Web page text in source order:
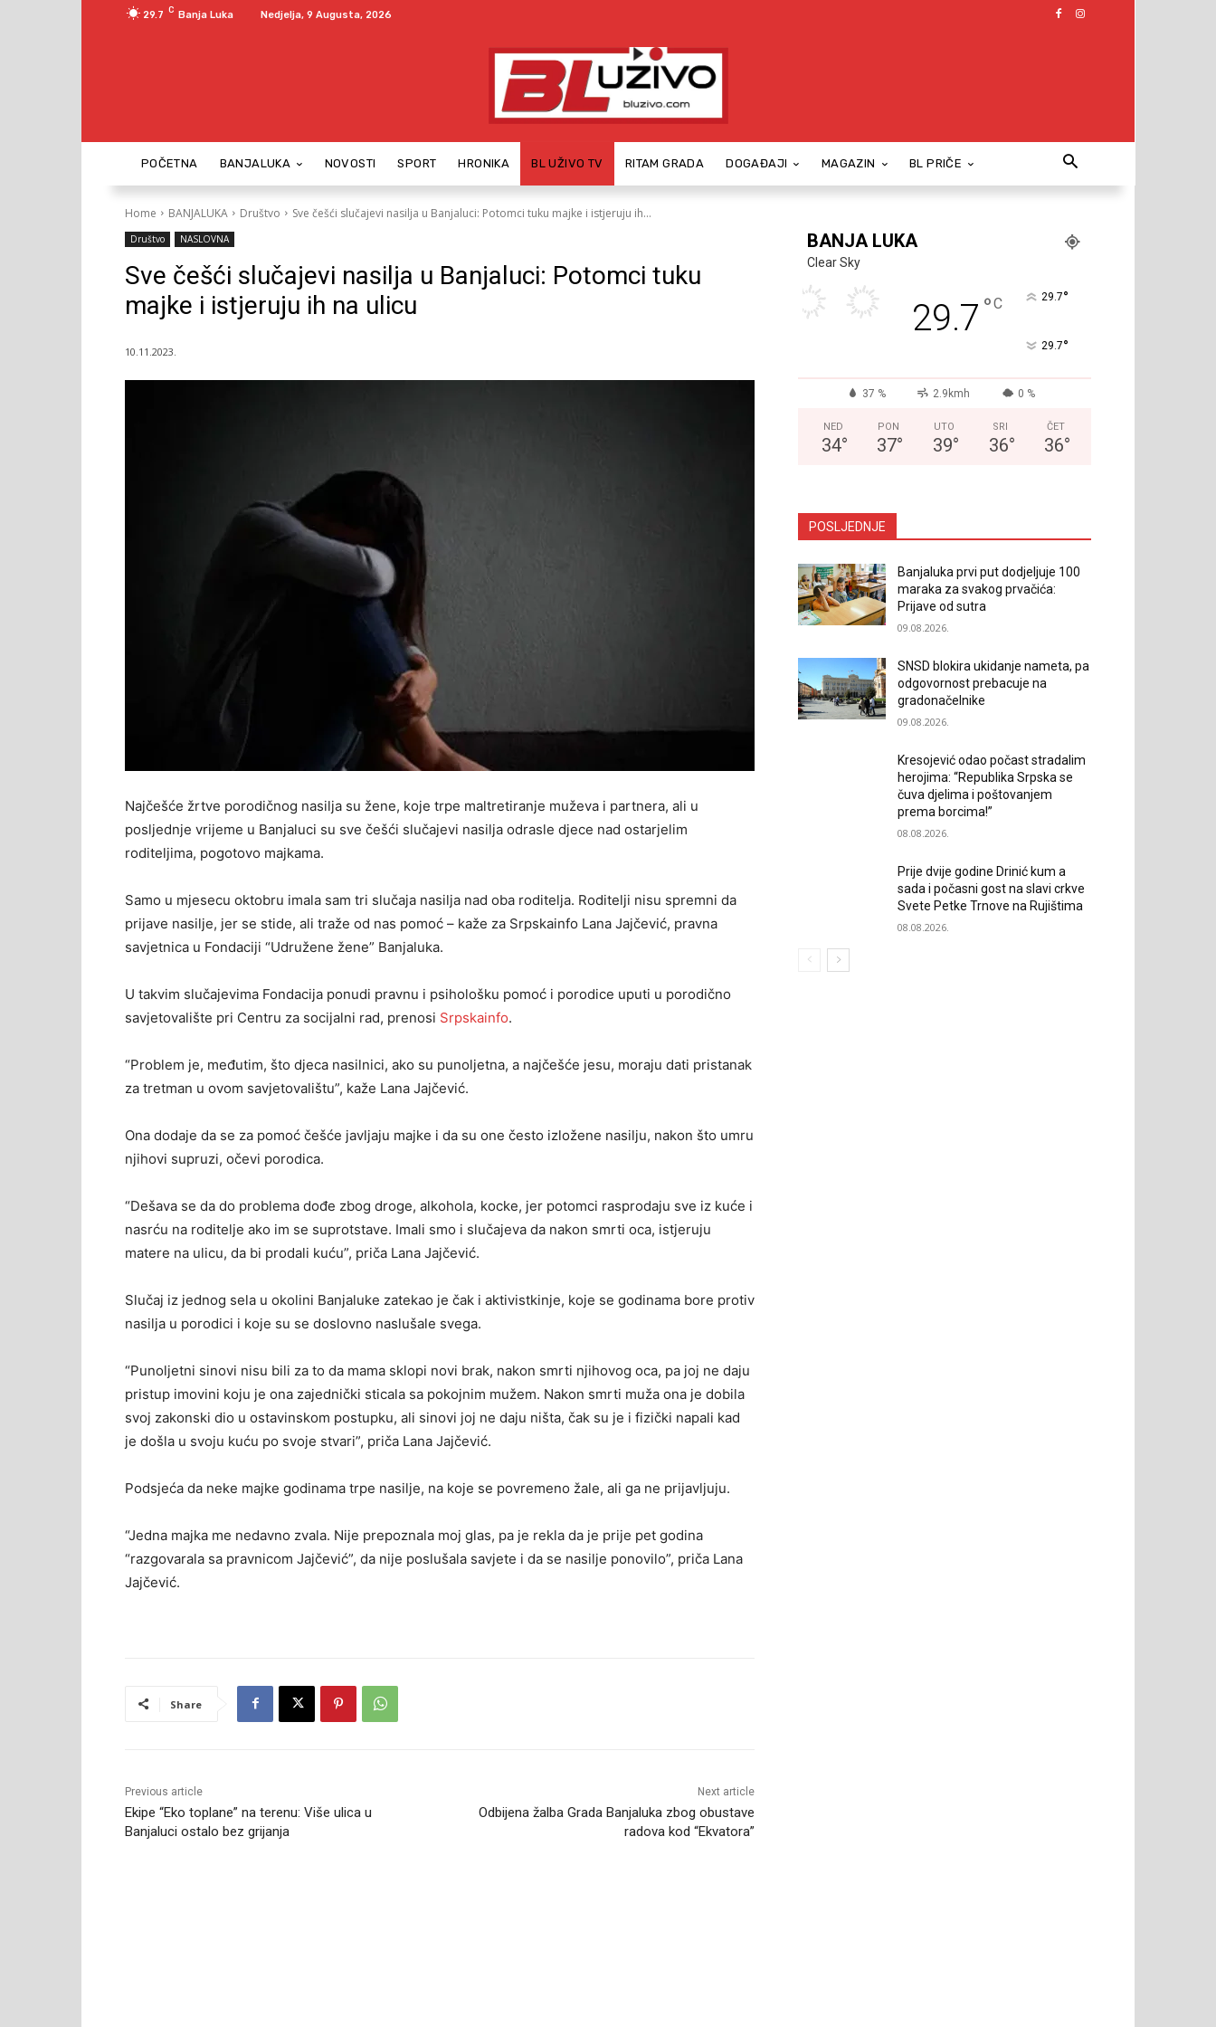
29.7 C Banja Luka Nedjelja, 9 Augusta, 2026
POČETNA BANJALUKA NOVOSTI SPORT HRONIKA BL UŽIVO TV RITAM GRADA DOGAĐAJI MAGAZIN BL PRIČE
Home BANJALUKA Društvo Sve češći slučajevi nasilja u Banjaluci: Potomci tuku majke i istjeruju ih...
Društvo NASLOVNA
Sve češći slučajevi nasilja u Banjaluci: Potomci tuku
majke i istjeruju ih na ulicu
10.11.2023.
Najčešće žrtve porodičnog nasilja su žene, koje trpe maltretiranje muževa i partnera, ali u
posljednje vrijeme u Banjaluci su sve češći slučajevi nasilja odrasle djece nad ostarjelim
roditeljima, pogotovo majkama.
Samo u mjesecu oktobru imala sam tri slučaja nasilja nad oba roditelja. Roditelji nisu spremni da
prijave nasilje, jer se stide, ali traže od nas pomoć – kaže za Srpskainfo Lana Jajčević, pravna
savjetnica u Fondaciji “Udružene žene” Banjaluka.
U takvim slučajevima Fondacija ponudi pravnu i psihološku pomoć i porodice uputi u porodično
savjetovalište pri Centru za socijalni rad, prenosi Srpskainfo.
“Problem je, međutim, što djeca nasilnici, ako su punoljetna, a najčešće jesu, moraju dati pristanak
za tretman u ovom savjetovalištu”, kaže Lana Jajčević.
Ona dodaje da se za pomoć češće javljaju majke i da su one često izložene nasilju, nakon što umru
njihovi supruzi, očevi porodica.
“Dešava se da do problema dođe zbog droge, alkohola, kocke, jer potomci rasprodaju sve iz kuće i
nasrću na roditelje ako im se suprotstave. Imali smo i slučajeva da nakon smrti oca, istjeruju
matere na ulicu, da bi prodali kuću”, priča Lana Jajčević.
Slučaj iz jednog sela u okolini Banjaluke zatekao je čak i aktivistkinje, koje se godinama bore protiv
nasilja u porodici i koje su se doslovno naslušale svega.
“Punoljetni sinovi nisu bili za to da mama sklopi novi brak, nakon smrti njihovog oca, pa joj ne daju
pristup imovini koju je ona zajednički sticala sa pokojnim mužem. Nakon smrti muža ona je dobila
svoj zakonski dio u ostavinskom postupku, ali sinovi joj ne daju ništa, čak su je i fizički napali kad
je došla u svoju kuću po svoje stvari”, priča Lana Jajčević.
Podsjeća da neke majke godinama trpe nasilje, na koje se povremeno žale, ali ga ne prijavljuju.
“Jedna majka me nedavno zvala. Nije prepoznala moj glas, pa je rekla da je prije pet godina
“razgovarala sa pravnicom Jajčević”, da nije poslušala savjete i da se nasilje ponovilo”, priča Lana
Jajčević.
Share
Previous article
Ekipe “Eko toplane” na terenu: Više ulica u
Banjaluci ostalo bez grijanja
Next article
Odbijena žalba Grada Banjaluka zbog obustave
radova kod “Ekvatora”
BANJA LUKA
Clear Sky
29.7 °C 29.7°
29.7°
37 % 2.9kmh 0 %
NED
34°
PON
37°
UTO
39°
SRI
36°
ČET
36°
POSLJEDNJE
Banjaluka prvi put dodjeljuje 100
maraka za svakog prvačića:
Prijave od sutra
09.08.2026.
SNSD blokira ukidanje nameta, pa
odgovornost prebacuje na
gradonačelnike
09.08.2026.
Kresojević odao počast stradalim
herojima: “Republika Srpska se
čuva djelima i poštovanjem
prema borcima!”
08.08.2026.
Prije dvije godine Drinić kum a
sada i počasni gost na slavi crkve
Svete Petke Trnove na Rujištima
08.08.2026.